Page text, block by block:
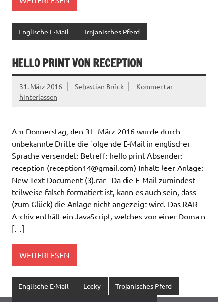
Englische E-Mail Trojanisches Pferd
HELLO PRINT VON RECEPTION
31. März 2016 Sebastian Brück
Kommentar
hinterlassen
Am Donnerstag, den 31. März 2016 wurde durch
unbekannte Dritte die folgende E-Mail in englischer
Sprache versendet: Betreff: hello print Absender:
reception (reception14@gmail.com) Inhalt: leer Anlage:
New Text Document (3).rar Da die E-Mail zumindest
teilweise falsch formatiert ist, kann es auch sein, dass
(zum Glück) die Anlage nicht angezeigt wird. Das RAR-
Archiv enthält ein JavaScript, welches von einer Domain
[…]
WEITERLESEN
Englische E-Mail Locky Trojanisches Pferd